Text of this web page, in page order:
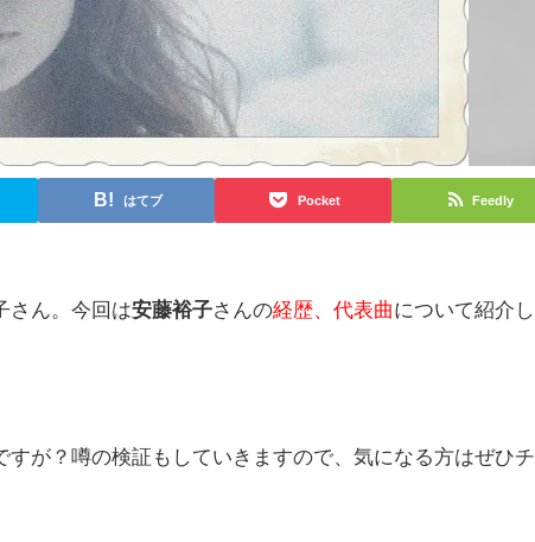
はてブ Pocket Feedly
さん。今回は安藤裕子さんの経歴、代表曲について紹介し
すが？噂の検証もしていきますので、気になる方はぜひチ